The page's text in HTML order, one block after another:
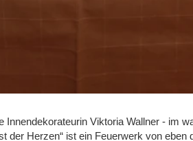
Innendekorateurin Viktoria Wallner - im
der Herzen“ ist ein Feuerwerk von eben